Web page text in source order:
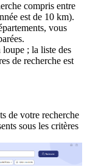
compris entre
est de 10 km).
vous
; la liste des
de recherche est
de votre recherche
sous les critères